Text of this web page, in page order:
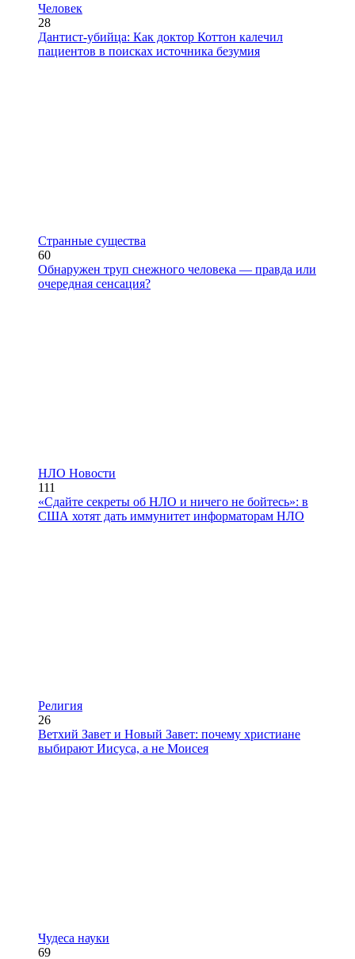
Человек
28
Дантист-убийца: Как доктор Коттон калечил
пациентов в поисках источника безумия
Странные существа
60
Обнаружен труп снежного человека — правда или
очередная сенсация?
НЛО Новости
111
«Сдайте секреты об НЛО и ничего не бойтесь»: в
США хотят дать иммунитет информаторам НЛО
Религия
26
Ветхий Завет и Новый Завет: почему христиане
выбирают Иисуса, а не Моисея
Чудеса науки
69